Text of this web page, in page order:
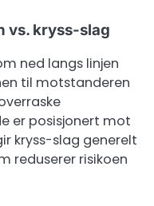
vs. kryss-slag
ned langs linjen
til motstanderen
er posisjonert mot
kryss-slag generelt
reduserer risikoen